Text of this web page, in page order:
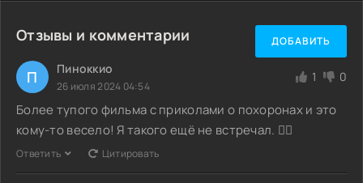
Отзывы и комментарии ДОБАВИТЬ
П Пиноккио
26 июля 2024 04:54
1 0
Более тупого фильма с приколами о похоронах и это
кому-то весело! Я такого ещё не встречал. 🤦‍♂️
Ответить Цитировать